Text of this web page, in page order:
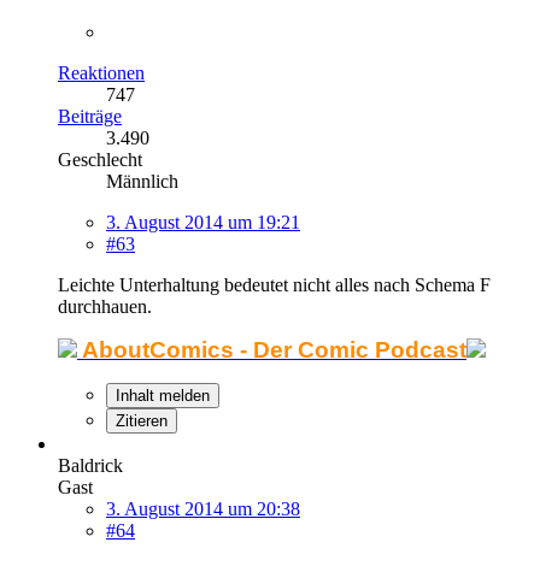
Reaktionen
747
Beiträge
3.490
Geschlecht
Männlich
3. August 2014 um 19:21
#63
Leichte Unterhaltung bedeutet nicht alles nach Schema F
durchhauen.
AboutComics - Der Comic Podcast
Inhalt melden
Zitieren
Baldrick
Gast
3. August 2014 um 20:38
#64